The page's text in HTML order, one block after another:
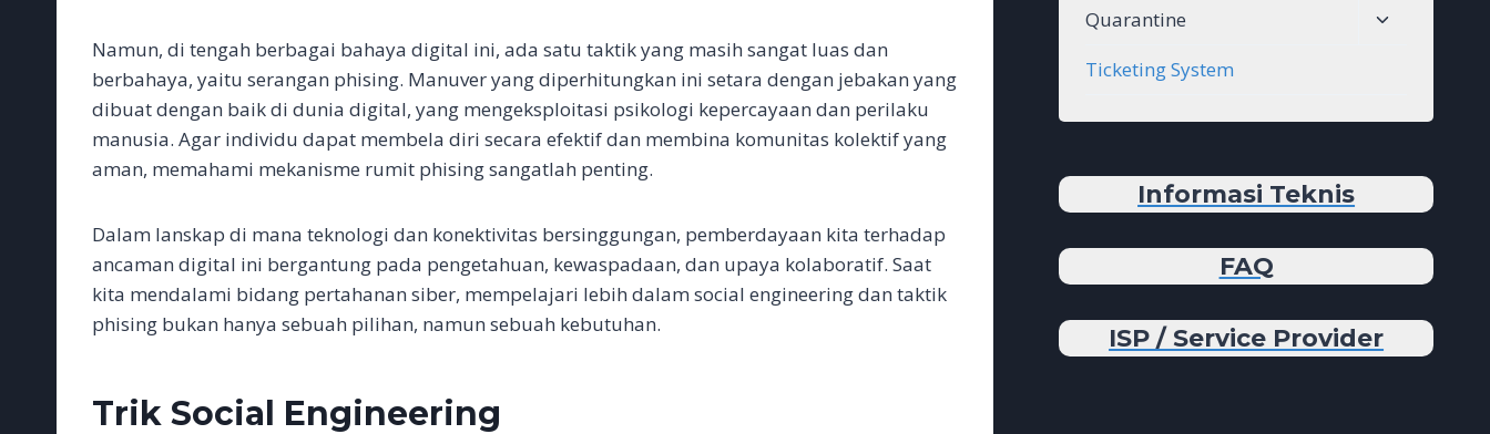
Namun, di tengah berbagai bahaya digital ini, ada satu taktik yang masih sangat luas dan
berbahaya, yaitu serangan phising. Manuver yang diperhitungkan ini setara dengan jebakan yang
dibuat dengan baik di dunia digital, yang mengeksploitasi psikologi kepercayaan dan perilaku
manusia. Agar individu dapat membela diri secara efektif dan membina komunitas kolektif yang
aman, memahami mekanisme rumit phising sangatlah penting.
Dalam lanskap di mana teknologi dan konektivitas bersinggungan, pemberdayaan kita terhadap
ancaman digital ini bergantung pada pengetahuan, kewaspadaan, dan upaya kolaboratif. Saat
kita mendalami bidang pertahanan siber, mempelajari lebih dalam social engineering dan taktik
phising bukan hanya sebuah pilihan, namun sebuah kebutuhan.
Trik Social Engineering
menu
Quarantine
Toggle
Ticketing System
Informasi Teknis
FAQ
ISP / Service Provider